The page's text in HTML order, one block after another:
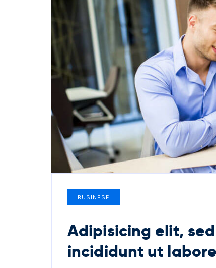
BUSINESE
Adipisicing elit,
incididunt ut